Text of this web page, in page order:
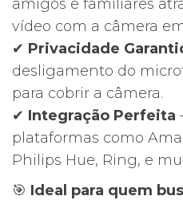
amigos e familiares
vídeo com a câmera
✔ Privacidade
desligamento do
para cobrir a câmera.
✔ Integração Perfeita
plataformas como
Philips Hue, Ring, e
🎯 Ideal para quem